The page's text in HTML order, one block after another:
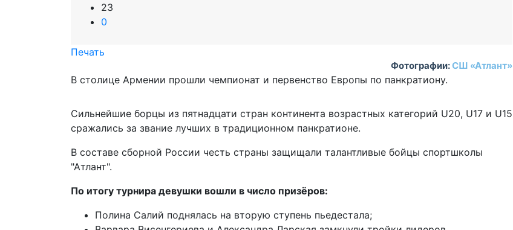
23
0
Печать
Фотографии:СШ «Атлант»
В столице Армении прошли чемпионат и первенство Европы по панкратиону.
Сильнейшие борцы из пятнадцати стран континента возрастных категорий U20, U17 и U15
сражались за звание лучших в традиционном панкратионе.
В составе сборной России честь страны защищали талантливые бойцы спортшколы
"Атлант".
По итогу турнира девушки вошли в число призёров:
Полина Салий поднялась на вторую ступень пьедестала;